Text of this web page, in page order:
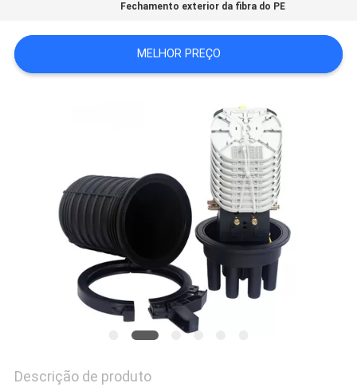
DO
SITE
Fechamento exterior da fibra do PE
MELHOR PREÇO
Descrição de produto